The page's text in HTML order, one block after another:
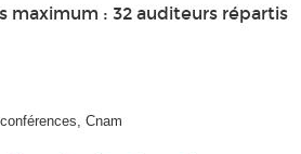
maximum : 32 auditeurs répartis
Cnam